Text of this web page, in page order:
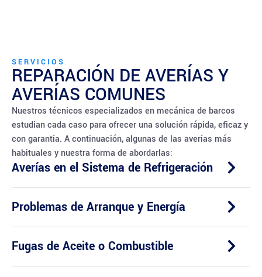
SERVICIOS
REPARACIÓN DE AVERÍAS Y
AVERÍAS COMUNES
Nuestros técnicos especializados en mecánica de barcos
estudian cada caso para ofrecer una solución rápida, eficaz y
con garantía. A continuación, algunas de las averías más
habituales y nuestra forma de abordarlas:
Averías en el Sistema de Refrigeración
Problemas de Arranque y Energía
Fugas de Aceite o Combustible